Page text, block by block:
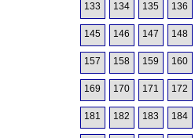
133 134 135 136
145 146 147 148
157 158 159 160
169 170 171 172
181 182 183 184